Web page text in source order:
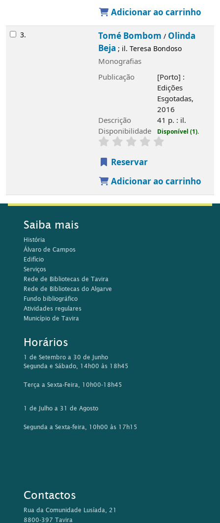
Adicionar ao carrinho
3. Tomé Bombom / Olinda
Beja ; il. Teresa Bondoso
Monografias
Publicação
[Porto] :
Edições
Esgotadas,
2016
Descrição
41 p. : il.
Disponibilidade
Disponível (1).
Reservar
Adicionar ao carrinho
Saiba mais
História
Álvaro de Campos
Edifício
Serviços
Rede de Bibliotecas de Tavira
Rede de Bibliotecas do Algarve
Fundo bibliográfico
Atividades regulares
Município de Tavira
Horários
1 de Setembro a 30 de Junho
Segunda e Sábado, 14h00 às 18h45
Terça a Sexta-Feira, 10h00-18h45
1 de Julho a 31 de Agosto
Segunda a Sexta-feira, 10h00 às 17h15
Contactos
Rua da Comunidade Lusíada, 21
8800-397 Tavira